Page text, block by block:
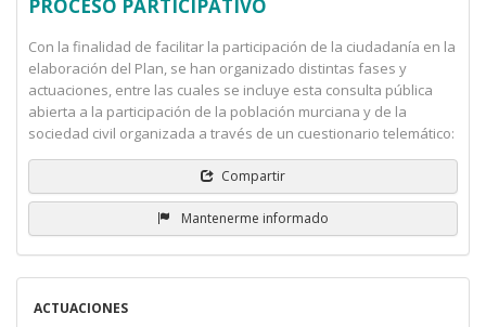
PROCESO PARTICIPATIVO
Con la finalidad de facilitar la participación de la ciudadanía en la
elaboración del Plan, se han organizado distintas fases y
actuaciones, entre las cuales se incluye esta consulta pública
abierta a la participación de la población murciana y de la
sociedad civil organizada a través de un cuestionario telemático:
Compartir
Mantenerme informado
ACTUACIONES